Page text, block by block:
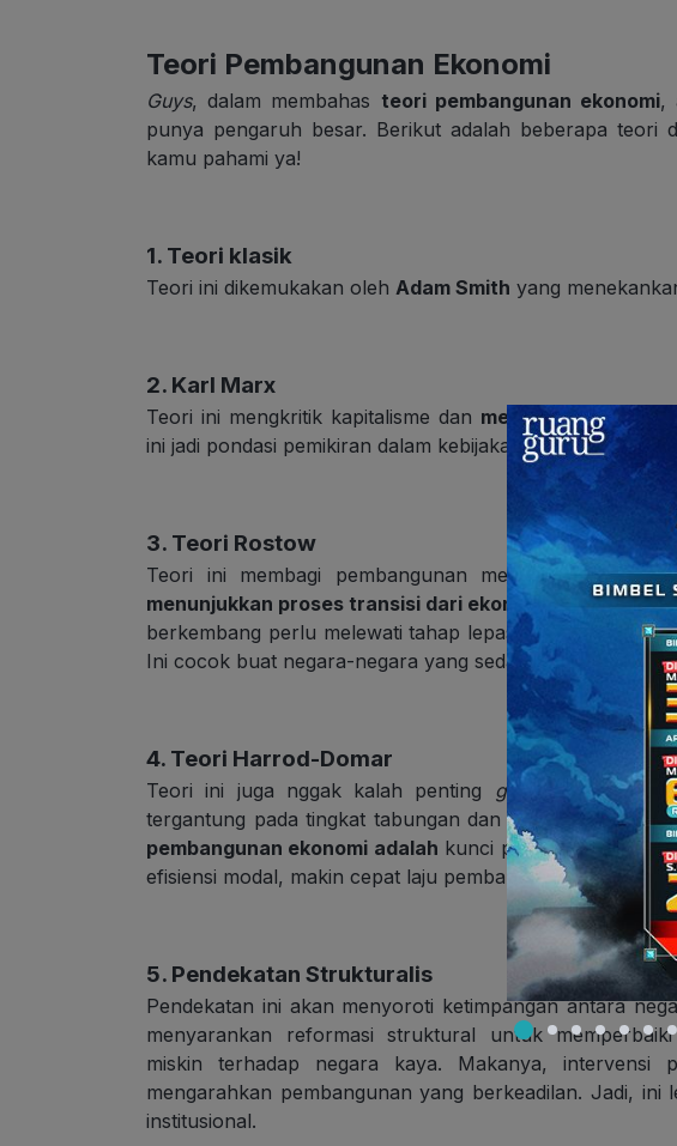
Teori Pembangunan Ekonomi
Guys, dalam membahas teori pembangunan ekonomi,
punya pengaruh besar. Berikut adalah beberapa teori
kamu pahami ya!
1. Teori klasik
Teori ini dikemukakan oleh Adam Smith yang
2. Karl Marx
Teori ini mengkritik kapitalisme dan menyarankan
ini jadi pondasi pemikiran dalam kebijakan ekonomi masa
3. Teori Rostow
Teori ini membagi pembangunan menjadi lima
menunjukkan proses transisi dari ekonomi tradisional
berkembang perlu melewati tahap lepas landas (
take-off
Ini cocok buat negara-negara yang sedang membangun
4. Teori Harrod-Domar
Teori ini juga nggak kalah penting guys . Teori ini
tergantung pada tingkat tabungan dan efisiensi investasi.
pembangunan ekonomi adalah kunci penting menurut
efisiensi modal, makin cepat laju pembangunan.
5. Pendekatan Strukturalis
Pendekatan ini akan menyoroti ketimpangan antara
menyarankan reformasi struktural untuk
miskin terhadap negara kaya. Makanya, intervensi
mengarahkan pembangunan yang berkeadilan. Jadi, ini
institusional.